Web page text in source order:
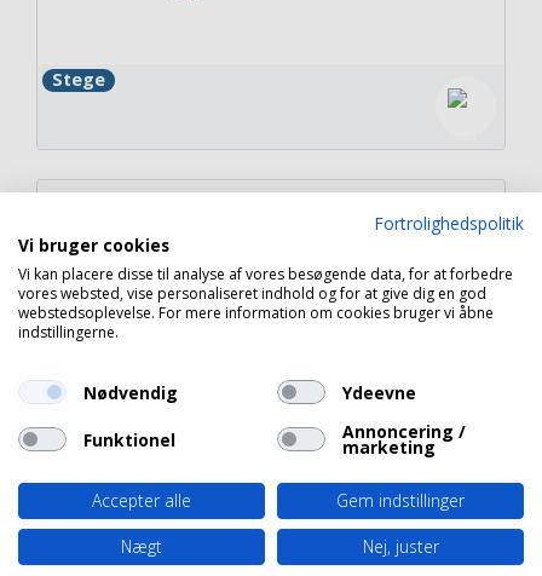
Stege
Næstved
Copyright 2026 © Havneguide.dk
Fortrolighedspolitik
Vi bruger cookies
Vi kan placere disse til analyse af vores besøgende data, for at forbedre
vores websted, vise personaliseret indhold og for at give dig en god
webstedsoplevelse. For mere information om cookies bruger vi åbne
indstillingerne.
Nødvendig Ydeevne
Funktionel Annoncering /
marketing
Accepter alle
Gem indstillinger
Nægt
Nej, juster